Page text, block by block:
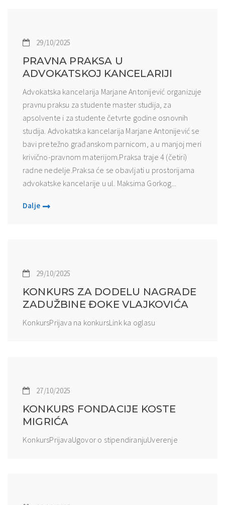
29/10/2025
PRAVNA PRAKSA U
ADVOKATSKOJ KANCELARIJI
Advokatska kancelarija Marjane Antonijević organizuje
pravnu praksu za studente master studija, za
apsolvente i za studente četvrte godine osnovnih
studija. Advokatska kancelarija Marjane Antonijević se
bavi pretežno građanskom parnicom, a u manjoj meri
krivično-pravnom materijom.Praksa traje 4 (četiri)
radne nedelje.Praksa će se obavljati u prostorijama
advokatske kancelarije u ul. Maksima Gorkog...
Dalje
29/10/2025
KONKURS ZA DODELU NAGRADE
ZADUŽBINE ĐOKE VLAJKOVIĆA
KonkursPrijava na konkursLink ka oglasu
27/10/2025
KONKURS FONDACIJE KOSTE
MIGRIĆA
KonkursPrijavaUgovor o stipendiranjuUverenje